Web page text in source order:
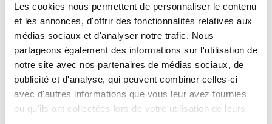
Les cookies nous permettent de personnaliser le contenu
et les annonces, d'offrir des fonctionnalités relatives aux
médias sociaux et d'analyser notre trafic. Nous
partageons également des informations sur l'utilisation de
notre site avec nos partenaires de médias sociaux, de
publicité et d'analyse, qui peuvent combiner celles-ci
avec d'autres informations que vous leur avez fournies
ou qu'ils ont collectées lors de votre utilisation de leurs